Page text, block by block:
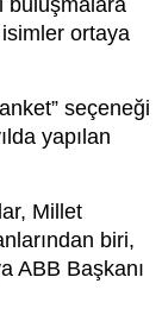
buluşmalara
ortaya
seçeneği
yapılan
Millet
biri,
ABB Başkanı